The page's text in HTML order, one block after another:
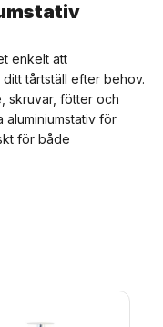
enkelt att
tårtställ efter behov.
skruvar, fötter och
för
för både